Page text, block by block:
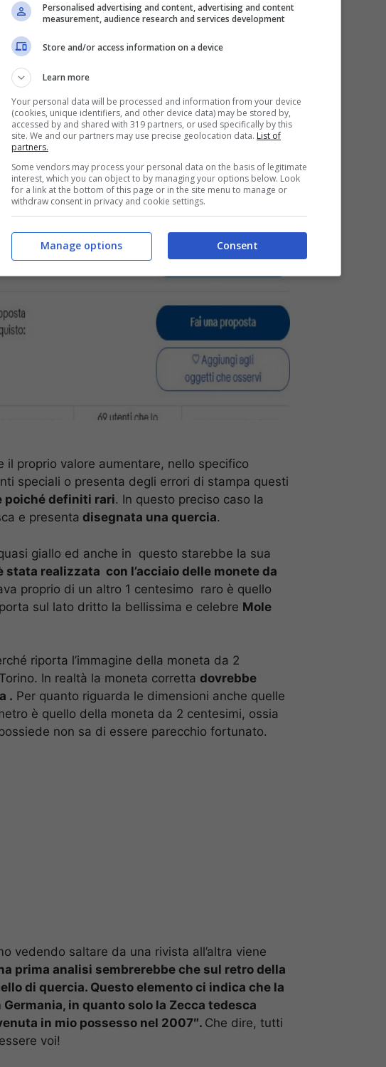
mezzo milione
il proprio valore aumentare, nello specifico
speciali o presenta degli errori di stampa questi
poiché definiti rari. In questo preciso caso la
e presenta disegnata una quercia.
giallo ed anche in questo starebbe la sua
realizzata con l’acciaio delle monete da
proprio di un altro 1 centesimo raro è quello
sul lato dritto la bellissima e celebre Mole
riporta l’immagine della moneta da 2
In realtà la moneta corretta dovrebbe
. Per quanto riguarda le dimensioni anche quelle
è quello della moneta da 2 centesimi, ossia
non sa di essere parecchio fortunato.
vedendo saltare da una rivista all’altra viene
prima analisi sembrerebbe che sul retro della
di quercia. Questo elemento ci indica che la
in quanto solo la Zecca tedesca
in mio possesso nel 2007″. Che dire, tutti
voi!
Personalised advertising and content, advertising and content
measurement, audience research and services development
Store and/or access information on a device
Learn more
Your personal data will be processed and information from your device
(cookies, unique identifiers, and other device data) may be stored by,
accessed by and shared with 319 partners, or used specifically by this
site. We and our partners may use precise geolocation data. List of
partners.
Some vendors may process your personal data on the basis of legitimate
interest, which you can object to by managing your options below. Look
for a link at the bottom of this page or in the site menu to manage or
withdraw consent in privacy and cookie settings.
Consent
Manage options